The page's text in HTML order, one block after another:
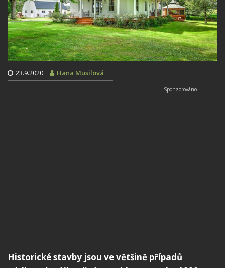
23.9.2020 Hana Musilová
Historické stavby jsou ve většině případů